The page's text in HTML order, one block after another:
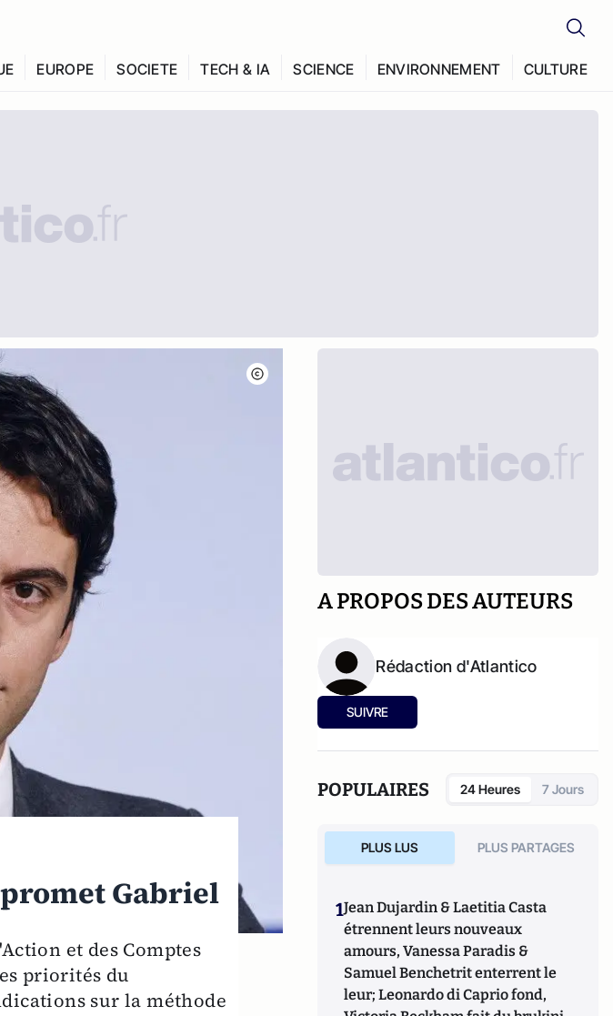
EUROPE SOCIETE TECH & IA SCIENCE ENVIRONNEMENT CULTURE
Gabriel
et des Comptes
priorités du
sur la méthode
A PROPOS DES AUTEURS
Rédaction d'Atlantico
SUIVRE
POPULAIRES 24 Heures 7 Jours
PLUS LUS PLUS PARTAGES
1Jean Dujardin & Laetitia Casta
étrennent leurs nouveaux
amours, Vanessa Paradis &
Samuel Benchetrit enterrent le
leur; Leonardo di Caprio fond,